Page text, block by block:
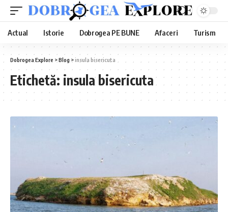
Actual Istorie Dobrogea PE BUNE Afaceri Turism
Dobrogea Explore >Blog >insula bisericuta
Etichetă: insula bisericuta